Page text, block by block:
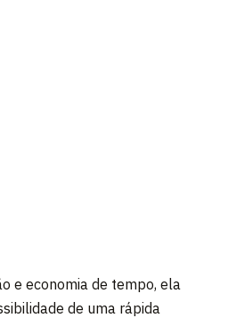
e economia de tempo, ela
de uma rápida